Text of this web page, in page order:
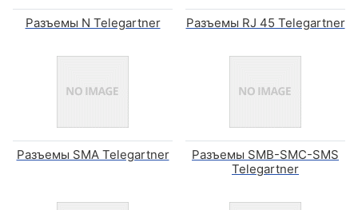
Разъемы N Telegartner Разъемы RJ 45 Telegartner
Разъемы SMA Telegartner
Разъемы SMB-SMC-SMS
Telegartner